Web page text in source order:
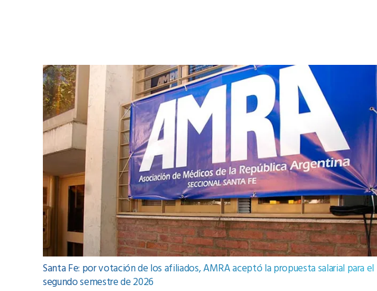
Santa Fe: por votación de los afiliados, AMRA aceptó la propuesta salarial para el
segundo semestre de 2026